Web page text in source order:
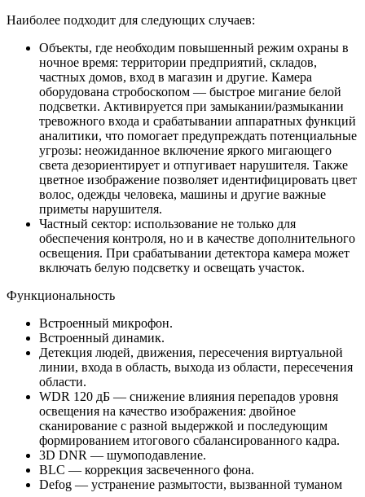
Наиболее подходит для следующих случаев:
Объекты, где необходим повышенный режим охраны в
ночное время: территории предприятий, складов,
частных домов, вход в магазин и другие. Камера
оборудована стробоскопом — быстрое мигание белой
подсветки. Активируется при замыкании/размыкании
тревожного входа и срабатывании аппаратных функций
аналитики, что помогает предупреждать потенциальные
угрозы: неожиданное включение яркого мигающего
света дезориентирует и отпугивает нарушителя. Также
цветное изображение позволяет идентифицировать цвет
волос, одежды человека, машины и другие важные
приметы нарушителя.
Частный сектор: использование не только для
обеспечения контроля, но и в качестве дополнительного
освещения. При срабатывании детектора камера может
включать белую подсветку и освещать участок.
Функциональность
Встроенный микрофон.
Встроенный динамик.
Детекция людей, движения, пересечения виртуальной
линии, входа в область, выхода из области, пересечения
области.
WDR 120 дБ — снижение влияния перепадов уровня
освещения на качество изображения: двойное
сканирование с разной выдержкой и последующим
формированием итогового сбалансированного кадра.
3D DNR — шумоподавление.
BLC — коррекция засвеченного фона.
Defog — устранение размытости, вызванной туманом